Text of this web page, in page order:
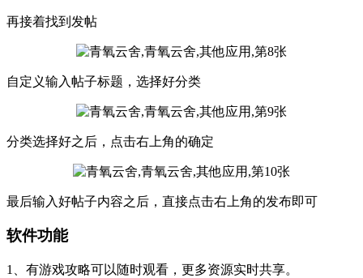
再接着找到发帖
自定义输入帖子标题，选择好分类
分类选择好之后，点击右上角的确定
最后输入好帖子内容之后，直接点击右上角的发布即可
软件功能
1、有游戏攻略可以随时观看，更多资源实时共享。